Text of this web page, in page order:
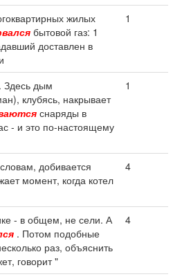
жилых
бытовой газ: 1
доставлен в
1
Здесь дым
клубясь, накрывает
снаряды в
- и это по-настоящему
1
добивается
момент, когда котел
4
- в общем, не сели. А
. Потом подобные
раз, объяснить
говорит "
4